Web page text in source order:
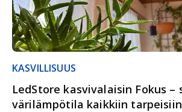
KASVILLISUUS
LedStore kasvivalaisin Fokus –
värilämpötila kaikkiin tarpeisiin